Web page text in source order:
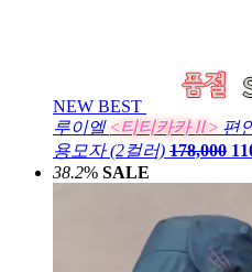
NEW BEST
루이엘 <티티카카Ⅱ> 편
용모자 (2컬러) 178,000
38.2% SALE